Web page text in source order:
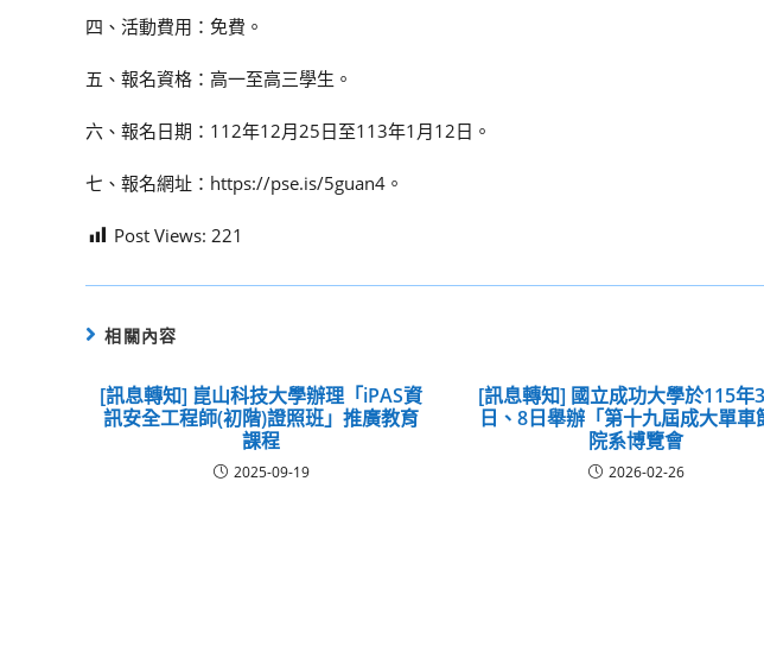
四、活動費用：免費。
五、報名資格：高一至高三學生。
六、報名日期：112年12月25日至113年1月12日。
七、報名網址：https://pse.is/5guan4。
Post Views: 221
相關內容
[訊息轉知] 崑山科技大學辦理「iPAS資
訊安全工程師(初階)證照班」推廣教育
課程
2025-09-19
[訊息轉知] 國立成功大學於115年
日、8日舉辦「第十九屆成大單車
院系博覽會
2026-02-26